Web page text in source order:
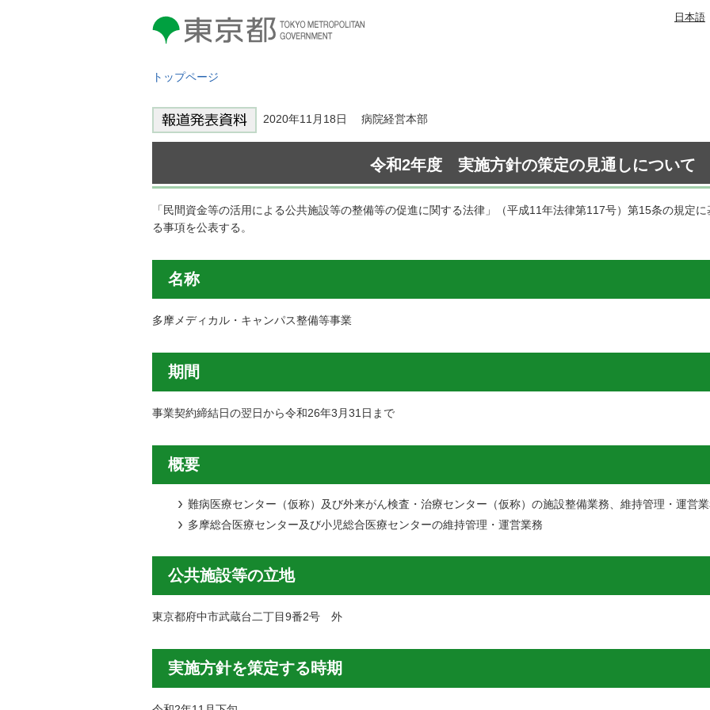
東京都 TOKYO METROPOLITAN
GOVERNMENT
日本語
トップページ
2020年11月18日 病院経営本部
令和2年度 実施方針の策定の見通しについて
「民間資金等の活用による公共施設等の整備等の促進に関する法律」（平成11年法律第117号）第15条の規定
る事項を公表する。
名称
多摩メディカル・キャンパス整備等事業
期間
事業契約締結日の翌日から令和26年3月31日まで
概要
難病医療センター（仮称）及び外来がん検査・治療センター（仮称）の施設整備業務、維持管理・運営
多摩総合医療センター及び小児総合医療センターの維持管理・運営業務
公共施設等の立地
東京都府中市武蔵台二丁目9番2号 外
実施方針を策定する時期